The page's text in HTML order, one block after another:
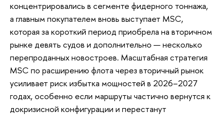
концентрировались в сегменте фидерного тоннажа,
а главным покупателем вновь выступает MSC,
которая за короткий период приобрела на вторичном
рынке девять судов и дополнительно — несколько
перепроданных новостроев. Масштабная стратегия
MSC по расширению флота через вторичный рынок
усиливает риск избытка мощностей в 2026–2027
годах, особенно если маршруты частично вернутся к
докризисной конфигурации и перестанут